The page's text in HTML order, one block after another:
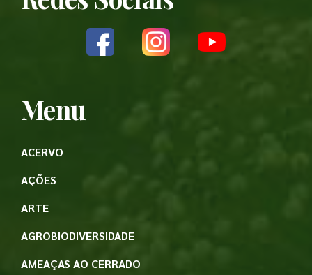
Menu
ACERVO
AÇÕES
ARTE
AGROBIODIVERSIDADE
AMEAÇAS AO CERRADO